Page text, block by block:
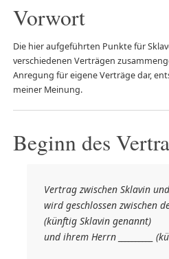
Vorwort
Die hier aufgeführten Punkte für
verschiedenen Verträgen
Anregung für eigene Verträge dar,
meiner Meinung.
Beginn des
Vertrag zwischen Sklavin
wird geschlossen zwischen der
(künftig Sklavin genannt)
und ihrem Herrn __________